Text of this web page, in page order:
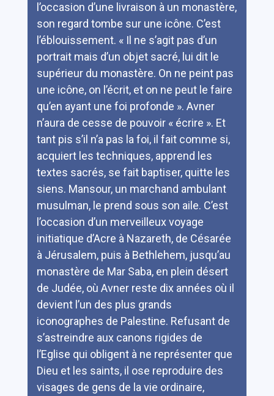
l’occasion d’une livraison à un monastère,
son regard tombe sur une icône. C’est
l’éblouissement. « Il ne s’agit pas d’un
portrait mais d’un objet sacré, lui dit le
supérieur du monastère. On ne peint pas
une icône, on l’écrit, et on ne peut le faire
qu’en ayant une foi profonde ». Avner
n’aura de cesse de pouvoir « écrire ». Et
tant pis s’il n’a pas la foi, il fait comme si,
acquiert les techniques, apprend les
textes sacrés, se fait baptiser, quitte les
siens. Mansour, un marchand ambulant
musulman, le prend sous son aile. C’est
l’occasion d’un merveilleux voyage
initiatique d’Acre à Nazareth, de Césarée
à Jérusalem, puis à Bethlehem, jusqu’au
monastère de Mar Saba, en plein désert
de Judée, où Avner reste dix années où il
devient l’un des plus grands
iconographes de Palestine. Refusant de
s’astreindre aux canons rigides de
l’Eglise qui obligent à ne représenter que
Dieu et les saints, il ose reproduire des
visages de gens de la vie ordinaire,